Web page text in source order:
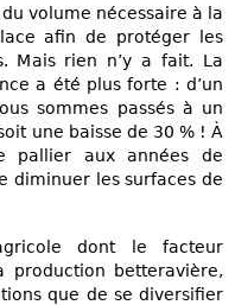
volume nécessaire à la
afin de protéger les
Mais rien n’y a fait. La
a été plus forte : d’un
sommes passés à un
une baisse de 30 % ! À
pallier aux années de
diminuer les surfaces de
dont le facteur
betteravière,
que de se diversifier